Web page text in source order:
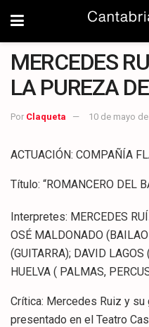
MERCEDES
LA PUREZA
Por Claqueta 10 de mayo
ACTUACIÓN: COMPAÑÍA
Título: “ROMANCERO DEL
Interpretes: MERCEDES
OSÉ MALDONADO
(GUITARRA); DAVID
HUELVA ( PALMAS,
Crítica: Mercedes Ruiz y su
presentado en el Teatro